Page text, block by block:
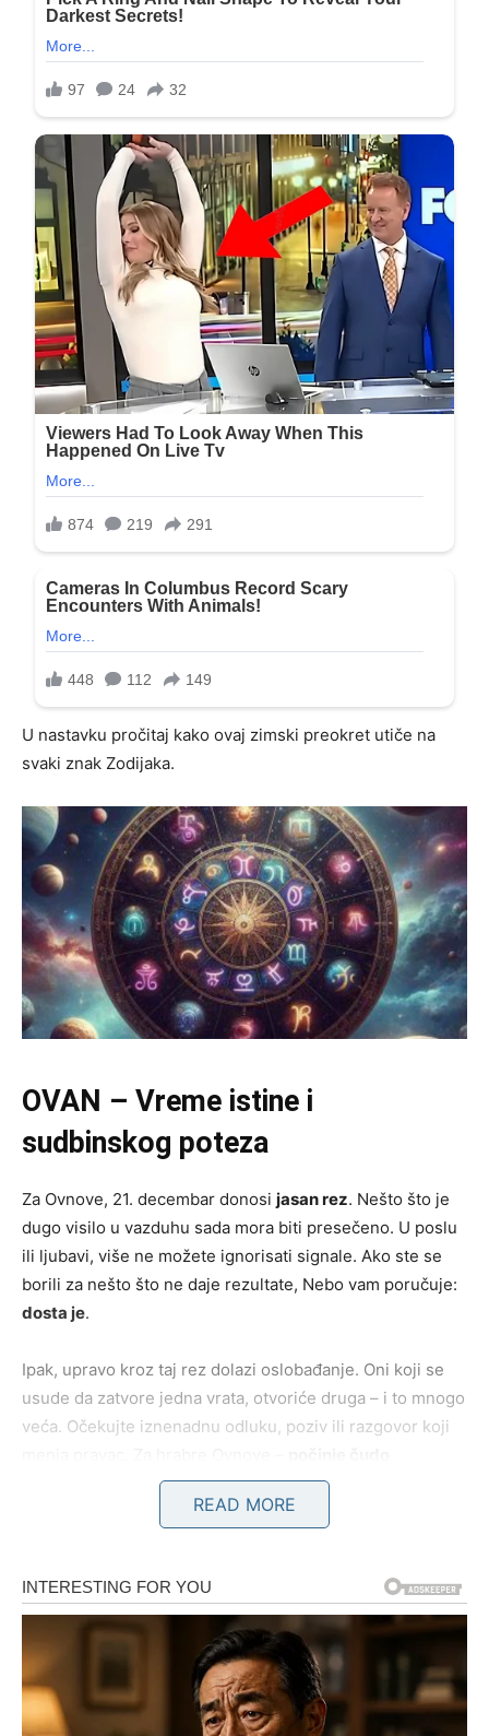
U nastavku pročitaj kako ovaj zimski preokret utiče na
svaki znak Zodijaka.
OVAN – Vreme istine i
sudbinskog poteza
Za Ovnove, 21. decembar donosi jasan rez. Nešto što je
dugo visilo u vazduhu sada mora biti presečeno. U poslu
ili ljubavi, više ne možete ignorisati signale. Ako ste se
borili za nešto što ne daje rezultate, Nebo vam poručuje:
dosta je.
Ipak, upravo kroz taj rez dolazi oslobađanje. Oni koji se
usude da zatvore jedna vrata, otvoriće druga – i to mnogo
veća. Očekujte iznenadnu odluku, poziv ili razgovor koji
BIK – Rušenje iluzija vodi ka
Bikovi će 21. decembra jasno videti gde su se zavaravali.
Možda ste verovali obećanjima koja se ne ispunjavaju ili
se držali odnosa iz straha od promene. Ovaj dan donosi
trezveno sagledavanje stvarnosti .
READ MORE